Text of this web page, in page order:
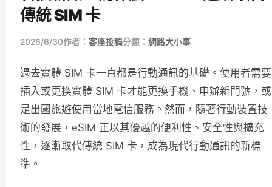
傳統 SIM 卡
2026/6/30作者： 客座投稿分類： 網路大小事
過去實體 SIM 卡一直都是行動通訊的基礎。使用者需要
插入或更換實體 SIM 卡才能更換手機、申辦新門號，或
是出國旅遊使用當地電信服務。然而，隨著行動裝置技
術的發展，eSIM 正以其優越的便利性、安全性與擴充
性，逐漸取代傳統 SIM 卡，成為現代行動通訊的新標
準。